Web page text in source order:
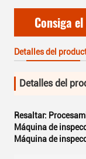
Consiga
Detalles del
Detalles del
Resaltar:
Máquina de
Máquina de